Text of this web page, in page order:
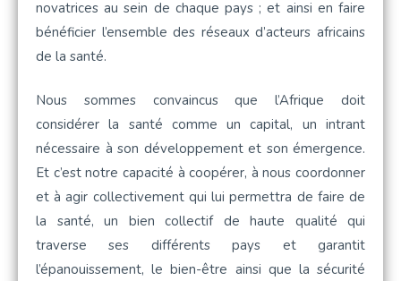
novatrices au sein de chaque pays ; et ainsi en faire
bénéficier l’ensemble des réseaux d’acteurs africains
de la santé.
Nous sommes convaincus que l’Afrique doit
considérer la santé comme un capital, un intrant
nécessaire à son développement et son émergence.
Et c’est notre capacité à coopérer, à nous coordonner
et à agir collectivement qui lui permettra de faire de
la santé, un bien collectif de haute qualité qui
traverse ses différents pays et garantit
l’épanouissement, le bien-être ainsi que la sécurité